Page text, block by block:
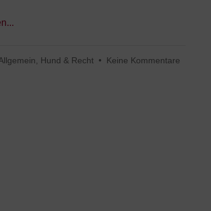
, Hund & Recht • Keine Kommentare